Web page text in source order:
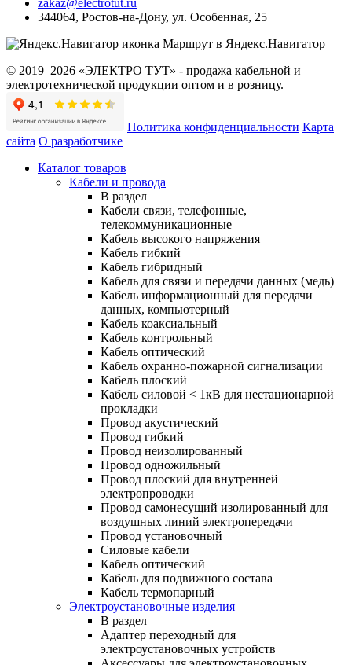
344064, Ростов-на-Дону, ул. Особенная, 25
Маршрут в Яндекс.Навигатор
© 2019–2026 «ЭЛЕКТРО ТУТ» - продажа кабельной и
электротехнической продукции оптом и в розницу.
Политика конфиденциальности Карта
сайта О разработчике
Каталог товаров
Кабели и провода
В раздел
Кабели связи, телефонные,
телекоммуникационные
Кабель высокого напряжения
Кабель гибкий
Кабель гибридный
Кабель для связи и передачи данных (медь)
Кабель информационный для передачи
данных, компьютерный
Кабель коаксиальный
Кабель контрольный
Кабель оптический
Кабель охранно-пожарной сигнализации
Кабель плоский
Кабель силовой < 1кВ для нестационарной
прокладки
Провод акустический
Провод гибкий
Провод неизолированный
Провод одножильный
Провод плоский для внутренней
электропроводки
Провод самонесущий изолированный для
воздушных линий электропередачи
Провод установочный
Силовые кабели
Кабель оптический
Кабель для подвижного состава
Кабель термопарный
Электроустановочные изделия
В раздел
Адаптер переходный для
электроустановочных устройств